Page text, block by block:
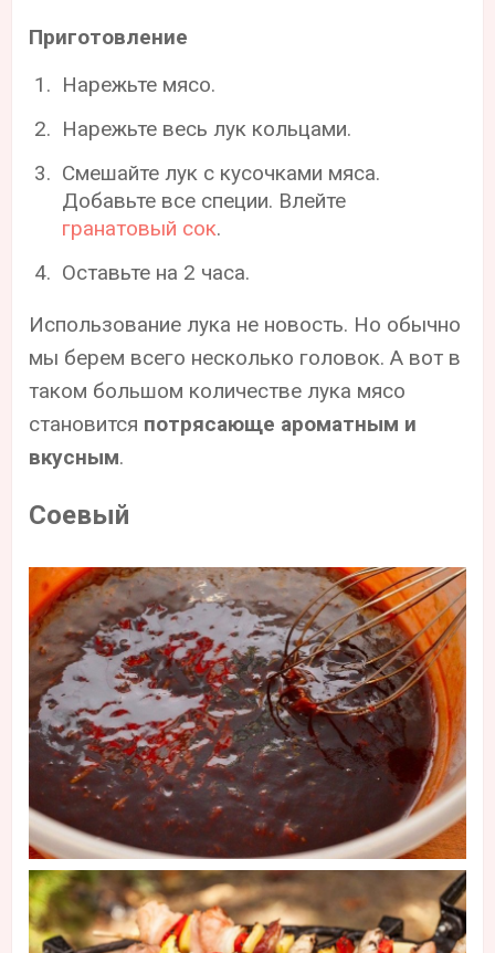
Приготовление
Нарежьте мясо.
Нарежьте весь лук кольцами.
Смешайте лук с кусочками мяса.
Добавьте все специи. Влейте
гранатовый сок.
Оставьте на 2 часа.
Использование лука не новость. Но обычно
мы берем всего несколько головок. А вот в
таком большом количестве лука мясо
становится потрясающе ароматным и
вкусным.
Соевый